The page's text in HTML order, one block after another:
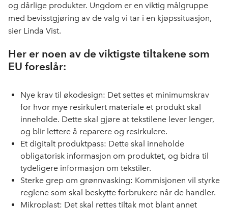
og dårlige produkter. Ungdom er en viktig målgruppe
med bevisstgjøring av de valg vi tar i en kjøpssituasjon,
sier Linda Vist.
Her er noen av de viktigste tiltakene som
EU foreslår:
Nye krav til økodesign: Det settes et minimumskrav
for hvor mye resirkulert materiale et produkt skal
inneholde. Dette skal gjøre at tekstilene lever lenger,
og blir lettere å reparere og resirkulere.
Et digitalt produktpass: Dette skal inneholde
obligatorisk informasjon om produktet, og bidra til
tydeligere informasjon om tekstiler.
Sterke grep om grønnvasking: Kommisjonen vil styrke
reglene som skal beskytte forbrukere når de handler.
Mikroplast: Det skal rettes tiltak mot blant annet